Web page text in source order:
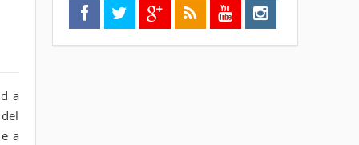
a
a